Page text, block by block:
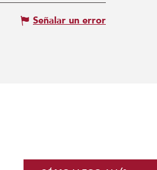
Señalar un error